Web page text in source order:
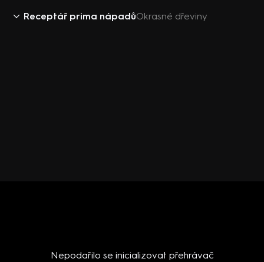
Receptář prima nápadůOkrasné dřeviny
Nepodařilo se inicializovat přehrávač